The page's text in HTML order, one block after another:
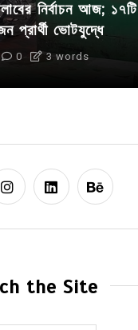
নির্বাচন আজ; ১৭টি
প্রার্থী ভোটযুদ্ধে
0 3 words
the Site